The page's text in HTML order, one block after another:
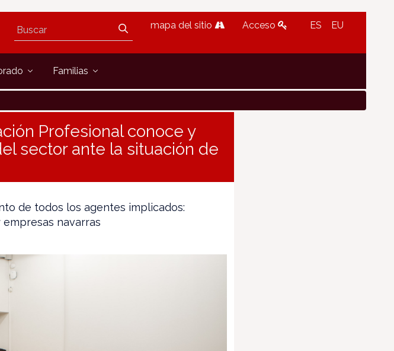
mapa del sitio Acceso ES EU
Familias
Profesional conoce y
sector ante la situación de
de todos los agentes implicados:
navarras